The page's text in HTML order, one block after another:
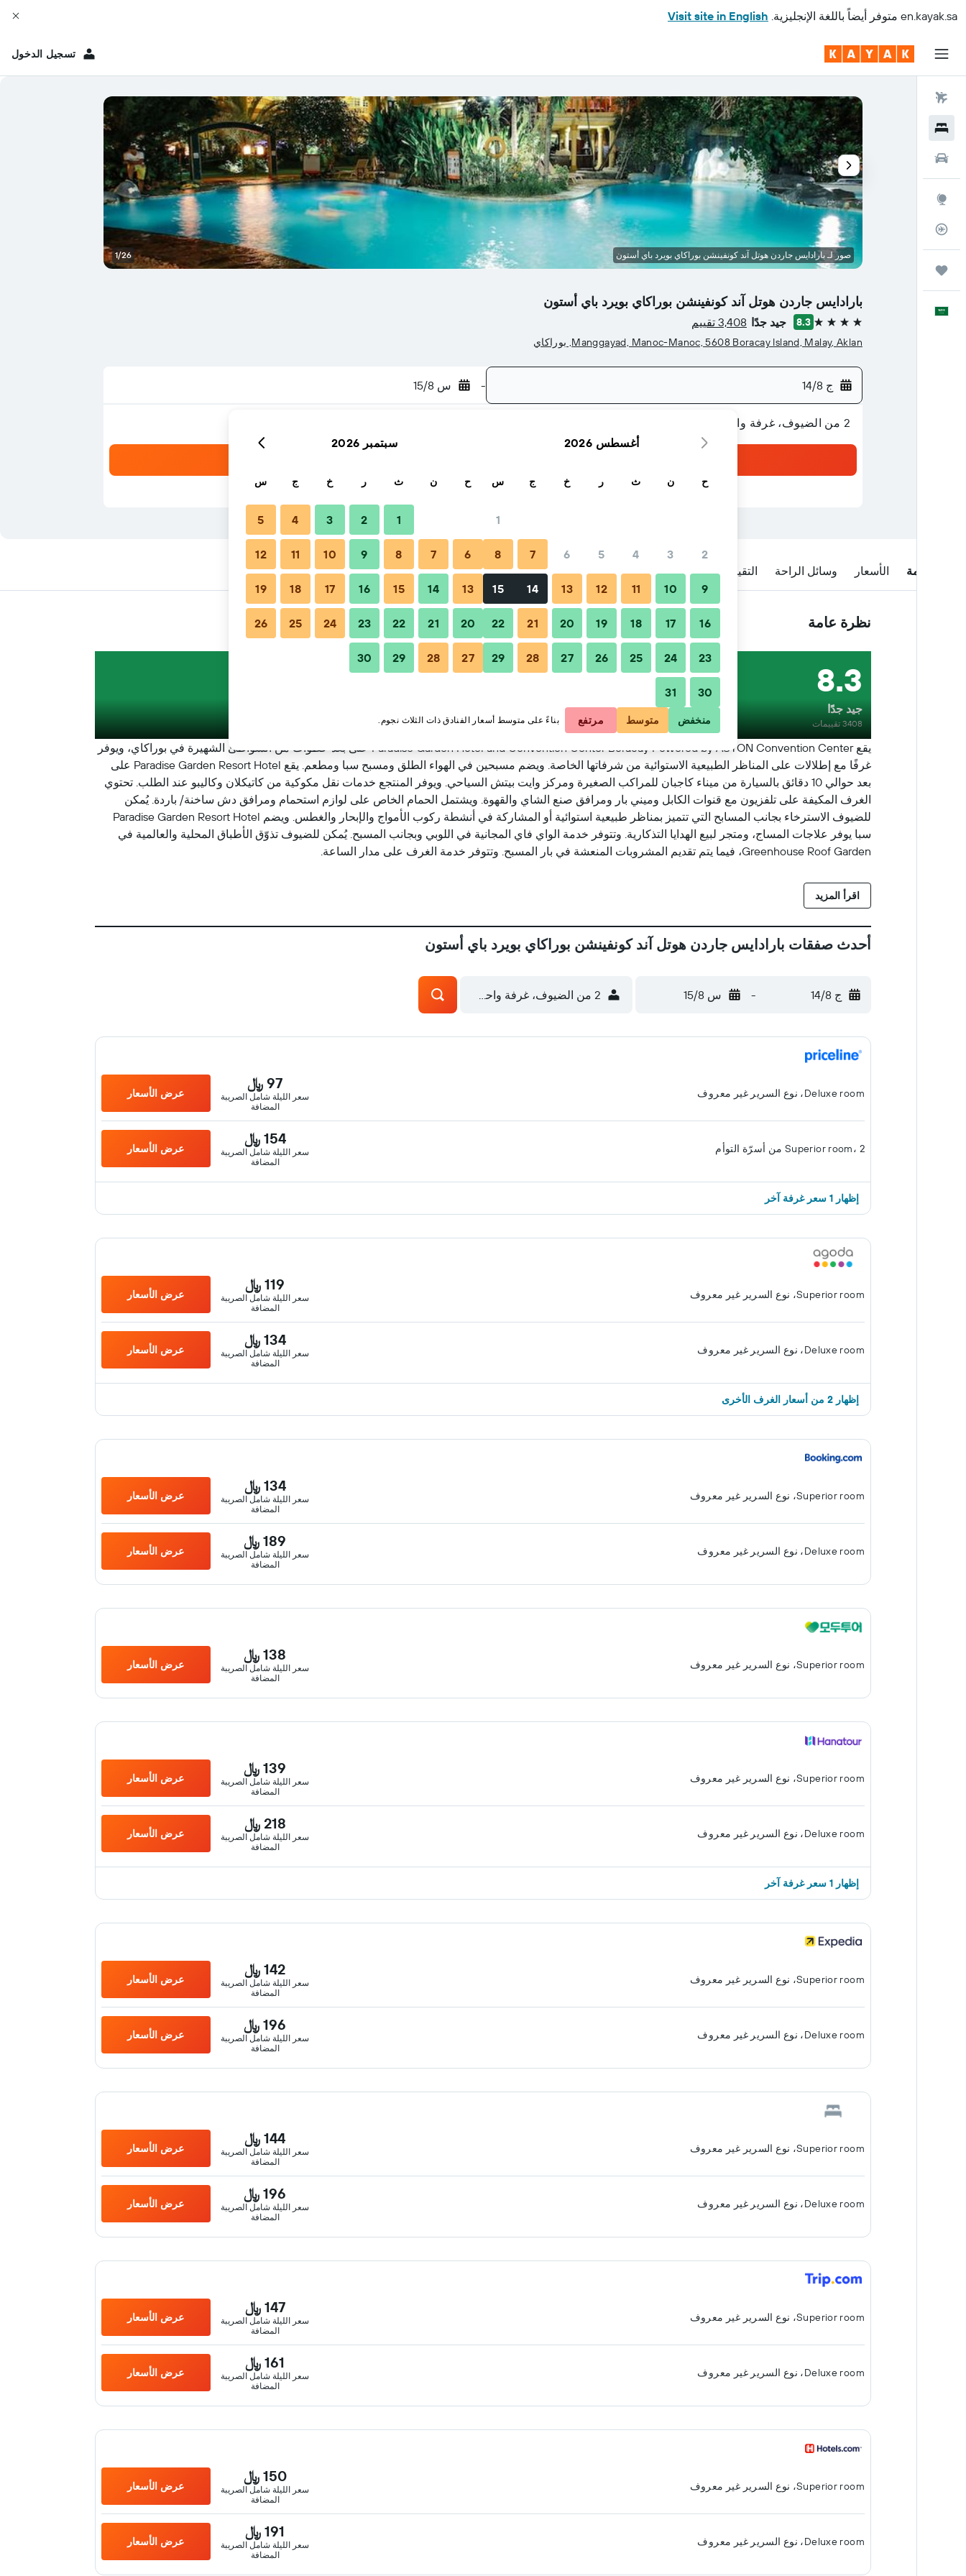
en.kayak.sa متوفر أيضاً باللغة الإنجليزية. Visit site in English
تسجيل الدخول
متعقب رحلة الطيران
بارادايس جاردن هوتل آند كونفينشن بوراكاي بويرد باي أستون
4 نجوم 8.3 جيد جدًا 3,408 تقييم
Manggayad, Manoc-Manoc, 5608 Boracay Island, Malay, Aklan, بوراكاي
ج 14/8 - س 15/8
2 من الضيوف، غرفة واحدة
صور لـ بارادايس جاردن هوتل آند كونفينشن بوراكاي بويرد باي أستون 1/26
نظرة عامة الأسعار وسائل الراحة التقييمات الموقع الرحلات والأسئلة الشائعة أماكن الإقامة المجاورة
نظرة عامة
يقع Paradise Garden Hotel and Convention Center Boracay Powered by ASTON Convention Center على بعد خطوات من الشواطئ الشهيرة في بوراكاي، ويوفر
غرفًا مع إطلالات على المناظر الطبيعية الاستوائية من شرفاتها الخاصة. ويضم مسبحين في الهواء الطلق ومسبح سبا ومطعم. يقع Paradise Garden Resort Hotel على
بعد حوالي 10 دقائق بالسيارة من ميناء كاجبان للمراكب الصغيرة ومركز وايت بيتش السياحي. ويوفر المنتجع خدمات نقل مكوكية من كاتيكلان وكاليبو عند الطلب. تحتوي
الغرف المكيفة على تلفزيون مع قنوات الكابل وميني بار ومرافق صنع الشاي والقهوة. ويشتمل الحمام الخاص على لوازم استحمام ومرافق دش ساخنة/ باردة. يُمكن
للضيوف الاسترخاء بجانب المسابح التي تتميز بمناظر طبيعية استوائية أو المشاركة في أنشطة ركوب الأمواج والإبحار والغطس. ويضم Paradise Garden Resort Hotel
سبا يوفر علاجات المساج، ومتجر لبيع الهدايا التذكارية. وتتوفر خدمة الواي فاي المجانية في اللوبي وبجانب المسبح. يُمكن للضيوف تذوّق الأطباق المحلية والعالمية في
Greenhouse Roof Garden، فيما يتم تقديم المشروبات المنعشة في بار المسبح. وتتوفر خدمة الغرف على مدار الساعة.
اقرأ المزيد
8.3
جيد جدًا
3408 تقييمات
أحدث صفقات بارادايس جاردن هوتل آند كونفينشن بوراكاي بويرد باي أستون
ج 14/8 - س 15/8 2 من الضيوف، غرفة واحدة
Deluxe room، نوع السرير غير معروف
97 ﷼
سعر الليلة شامل الصريبة
المضافة
عرض الأسعار
Superior room، 2 من أسرّة التوأم
154 ﷼
سعر الليلة شامل الصريبة
المضافة
عرض الأسعار
إظهار 1 سعر غرفة آخر
Superior room، نوع السرير غير معروف
119 ﷼
سعر الليلة شامل الصريبة
المضافة
عرض الأسعار
Deluxe room، نوع السرير غير معروف
134 ﷼
سعر الليلة شامل الصريبة
المضافة
عرض الأسعار
إظهار 2 من أسعار الغرف الأخرى
Superior room، نوع السرير غير معروف
134 ﷼
سعر الليلة شامل الصريبة
المضافة
عرض الأسعار
Deluxe room، نوع السرير غير معروف
189 ﷼
سعر الليلة شامل الصريبة
المضافة
عرض الأسعار
Superior room، نوع السرير غير معروف
138 ﷼
سعر الليلة شامل الصريبة
المضافة
عرض الأسعار
Superior room، نوع السرير غير معروف
139 ﷼
سعر الليلة شامل الصريبة
المضافة
عرض الأسعار
Deluxe room، نوع السرير غير معروف
218 ﷼
سعر الليلة شامل الصريبة
المضافة
عرض الأسعار
إظهار 1 سعر غرفة آخر
Superior room، نوع السرير غير معروف
142 ﷼
سعر الليلة شامل الصريبة
المضافة
عرض الأسعار
Deluxe room، نوع السرير غير معروف
196 ﷼
سعر الليلة شامل الصريبة
المضافة
عرض الأسعار
Superior room، نوع السرير غير معروف
144 ﷼
سعر الليلة شامل الصريبة
المضافة
عرض الأسعار
Deluxe room، نوع السرير غير معروف
196 ﷼
سعر الليلة شامل الصريبة
المضافة
عرض الأسعار
Superior room، نوع السرير غير معروف
147 ﷼
سعر الليلة شامل الصريبة
المضافة
عرض الأسعار
Deluxe room، نوع السرير غير معروف
161 ﷼
سعر الليلة شامل الصريبة
المضافة
عرض الأسعار
Superior room، نوع السرير غير معروف
150 ﷼
سعر الليلة شامل الصريبة
المضافة
عرض الأسعار
Deluxe room، نوع السرير غير معروف
191 ﷼
سعر الليلة شامل الصريبة
المضافة
عرض الأسعار
أغسطس 2026
ح ن ث ر خ ج س
1
2
3
4
5
6
7
8
9
10
11
12
13
14
15
16
17
18
19
20
21
22
23
24
25
26
27
28
29
30
31
سبتمبر 2026
ح ن ث ر خ ج س
1
2
3
4
5
6
7
8
9
10
11
12
13
14
15
16
17
18
19
20
21
22
23
24
25
26
27
28
29
30
منخفض متوسط مرتفع بناءً على متوسط أسعار الفنادق ذات الثلاث نجوم.